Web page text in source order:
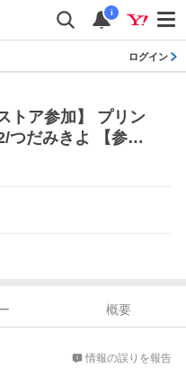
i
ログイン
トア参加】 プリン
つだみきよ 【参加
概要
情報の誤りを報告